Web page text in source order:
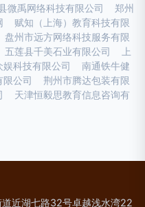
微禹网络科技有限公司
郑州
赋知（上海）教育科技有限
盘州市远方网络科技服务有限
五莲县千美石业有限公司
上
科技有限公司
南通铁牛健
公司
荆州市腾达包装有限
天津恒毅思教育信息咨询有
近湖七路32号卓越浅水湾22